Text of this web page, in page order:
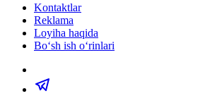
Kontaktlar
Reklama
Loyiha haqida
Bo‘sh ish o‘rinlari